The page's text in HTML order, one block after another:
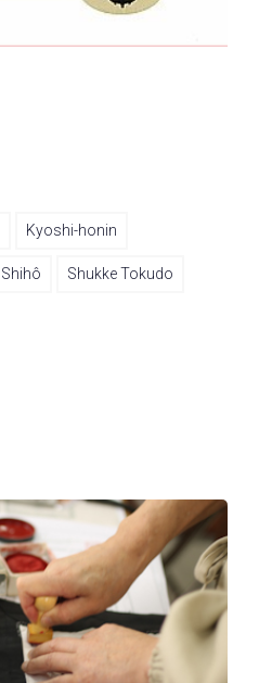
Kyoshi-honin
Shihô Shukke Tokudo